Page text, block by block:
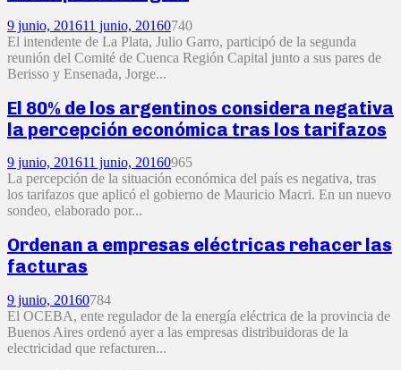
9 junio, 201611 junio, 20160740
El intendente de La Plata, Julio Garro, participó de la segunda
reunión del Comité de Cuenca Región Capital junto a sus pares de
Berisso y Ensenada, Jorge...
El 80% de los argentinos considera negativa
la percepción económica tras los tarifazos
9 junio, 201611 junio, 20160965
La percepción de la situación económica del país es negativa, tras
los tarifazos que aplicó el gobierno de Mauricio Macri. En un nuevo
sondeo, elaborado por...
Ordenan a empresas eléctricas rehacer las
facturas
9 junio, 20160784
El OCEBA, ente regulador de la energía eléctrica de la provincia de
Buenos Aires ordenó ayer a las empresas distribuidoras de la
electricidad que refacturen...